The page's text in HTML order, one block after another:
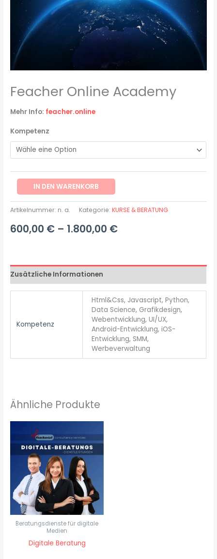
Feacher Online Academy
Mehr Info: feacher.online
Kompetenz
IN DEN WARENKORB
Artikelnummer: n. a. Kategorie:KURSE & BERATUNG
600,00 € – 1.800,00 €
Zusätzliche Informationen
Kompetenz
Html&Css, Javascript, Python,
Data Science, Grafikdesign,
Webentwicklung, UI/UX,
Android-Entwicklung, iOS-
Entwicklung, SMM,
Werbeverwaltung
Ähnliche Produkte
Beratungsdienste für digitale
Medien
Digitale Beratung